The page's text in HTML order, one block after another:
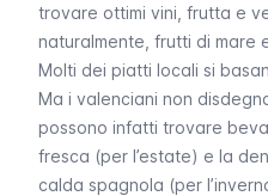
trovare ottimi vini, frutta e
naturalmente, frutti di mare
Molti dei piatti locali si
Ma i valenciani non
possono infatti trovare
fresca (per l’estate) e la
calda spagnola (per